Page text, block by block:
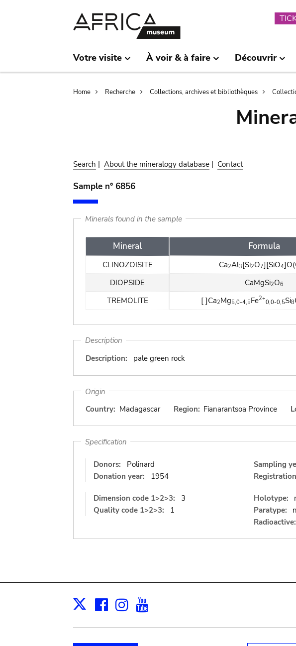
Votre visite À voir & à faire Découvrir
Breadcrumb
Home Recherche Collections, archives et bibliothèques
Search | About the mineralogy database | Contact
Sample n° 6856
Minerals found in the sample
Mineral Formula
CLINOZOISITE Ca2Al3[Si2O7][SiO4
DIOPSIDE
CaMgSi2O6
TREMOLITE
[ ]Ca2Mg5,0-4,5Fe2+
0,0-0,5Si8
Description
Description:
pale green rock
Origin
Country: Madagascar Region: Fianarantsoa Province
Specification
Donors:
Polinard
Donation year:
1954
Sampling
Dimension code 1>2>3:
3
Quality code 1>2>3:
1
Holotype:
Paratype:
Radioactive:
X Facebook
Instagram